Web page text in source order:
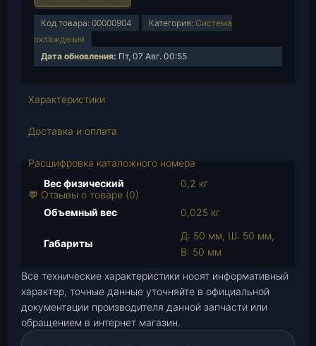
и
в
т
в
р
р
а
+
с
Код товара: 00000904 Категория: Система
охлаждения
Дата обновления: Пт, 07 Авг. 00:55
Характеристики
Доставка и оплата
Расшифровка каталожного номера
💬 Отзывы о товаре (0)
Вес физический 0,2 кг
Объемный вес 0,025 кг
Габариты
Д: 50 мм, Ш: 50 мм,
В: 50 мм
Все технические характеристики носят информативный
характер, точные данные уточняйте в официальной
документации производителя данной запчасти или
обращением в интернет магазин.